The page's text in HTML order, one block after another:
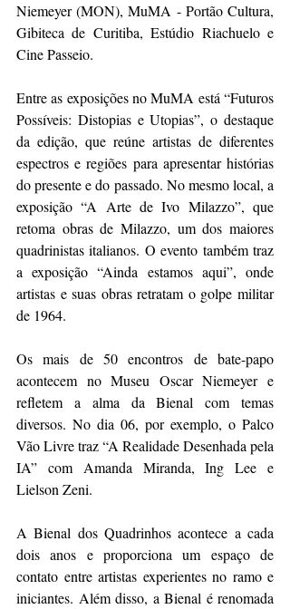
Niemeyer (MON), MuMA - Portão Cultura,
Gibiteca de Curitiba, Estúdio Riachuelo e
Cine Passeio.
Entre as exposições no MuMA está “Futuros
Possíveis: Distopias e Utopias”, o destaque
da edição, que reúne artistas de diferentes
espectros e regiões para apresentar histórias
do presente e do passado. No mesmo local, a
exposição “A Arte de Ivo Milazzo”, que
retoma obras de Milazzo, um dos maiores
quadrinistas italianos. O evento também traz
a exposição “Ainda estamos aqui”, onde
artistas e suas obras retratam o golpe militar
de 1964.
Os mais de 50 encontros de bate-papo
acontecem no Museu Oscar Niemeyer e
refletem a alma da Bienal com temas
diversos. No dia 06, por exemplo, o Palco
Vão Livre traz “A Realidade Desenhada pela
IA” com Amanda Miranda, Ing Lee e
Lielson Zeni.
A Bienal dos Quadrinhos acontece a cada
dois anos e proporciona um espaço de
contato entre artistas experientes no ramo e
iniciantes. Além disso, a Bienal é renomada